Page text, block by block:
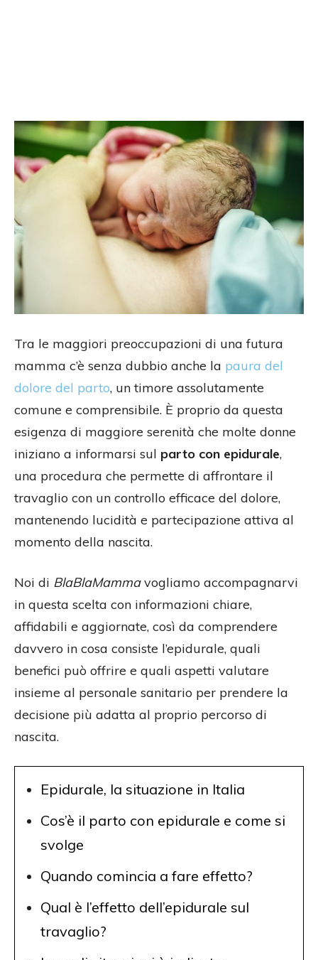
Tra le maggiori preoccupazioni di una futura
mamma c’è senza dubbio anche la paura del
dolore del parto, un timore assolutamente
comune e comprensibile. È proprio da questa
esigenza di maggiore serenità che molte donne
iniziano a informarsi sul parto con epidurale,
una procedura che permette di affrontare il
travaglio con un controllo efficace del dolore,
mantenendo lucidità e partecipazione attiva al
momento della nascita.
Noi di BlaBlaMammavogliamo accompagnarvi
in questa scelta con informazioni chiare,
affidabili e aggiornate, così da comprendere
davvero in cosa consiste l’epidurale, quali
benefici può offrire e quali aspetti valutare
insieme al personale sanitario per prendere la
decisione più adatta al proprio percorso di
nascita.
Epidurale, la situazione in Italia
Cos’è il parto con epidurale e come si
svolge
Quando comincia a fare effetto?
Qual è l’effetto dell’epidurale sul
travaglio?